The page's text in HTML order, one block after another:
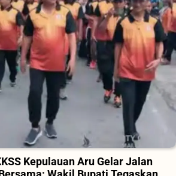
Kepulauan Aru Gelar Jalan